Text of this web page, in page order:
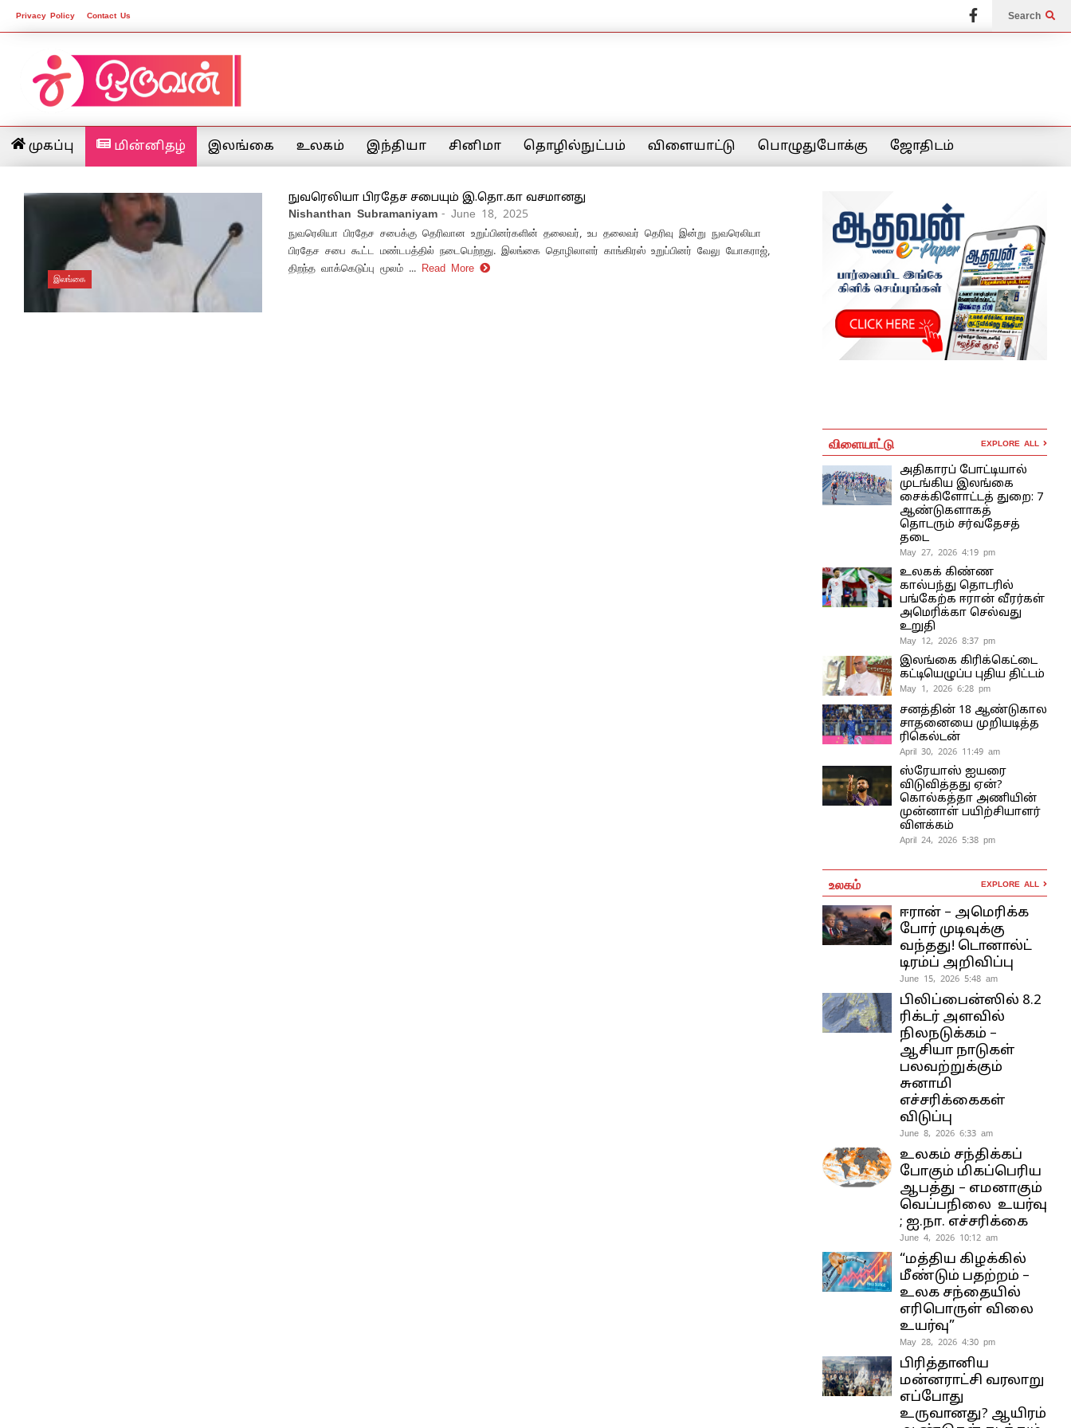
Privacy Policy Contact Us Search
முகப்பு மின்னிதழ் இலங்கை உலகம் இந்தியா சினிமா தொழில்நுட்பம் விளையாட்டு பொழுதுபோக்கு ஜோதிடம்
இலங்கை
நுவரெலியா பிரதேச சபையும் இ.தொ.கா வசமானது
Nishanthan Subramaniyam - June 18, 2025
நுவரெலியா பிரதேச சபைக்கு தெரிவான உறுப்பினர்களின் தலைவர், உப தலைவர் தெரிவு இன்று நுவரெலியா
பிரதேச சபை கூட்ட மண்டபத்தில் நடைபெற்றது. இலங்கை தொழிலாளர் காங்கிரஸ் உறுப்பினர் வேலு யோகராஜ்,
திறந்த வாக்கெடுப்பு மூலம் ... Read More
விளையாட்டு EXPLORE ALL
அதிகாரப் போட்டியால்
முடங்கிய இலங்கை
சைக்கிளோட்டத் துறை: 7
ஆண்டுகளாகத்
தொடரும் சர்வதேசத்
தடை
May 27, 2026 4:19 pm
உலகக் கிண்ண
கால்பந்து தொடரில்
பங்கேற்க ஈரான் வீரர்கள்
அமெரிக்கா செல்வது
உறுதி
May 12, 2026 8:37 pm
இலங்கை கிரிக்கெட்டை
கட்டியெழுப்ப புதிய திட்டம்
May 1, 2026 6:28 pm
சனத்தின் 18 ஆண்டுகால
சாதனையை முறியடித்த
ரிகெல்டன்
April 30, 2026 11:49 am
ஸ்ரேயாஸ் ஐயரை
விடுவித்தது ஏன்?
கொல்கத்தா அணியின்
முன்னாள் பயிற்சியாளர்
விளக்கம்
April 24, 2026 5:38 pm
உலகம் EXPLORE ALL
ஈரான் – அமெரிக்க
போர் முடிவுக்கு
வந்தது! டொனால்ட்
டிரம்ப் அறிவிப்பு
June 15, 2026 5:48 am
பிலிப்பைன்ஸில் 8.2
ரிக்டர் அளவில்
நிலநடுக்கம் –
ஆசியா நாடுகள்
பலவற்றுக்கும்
சுனாமி
எச்சரிக்கைகள்
விடுப்பு
June 8, 2026 6:33 am
உலகம் சந்திக்கப்
போகும் மிகப்பெரிய
ஆபத்து – எமனாகும்
வெப்பநிலை உயர்வு
; ஐ.நா. எச்சரிக்கை
June 4, 2026 10:12 am
“மத்திய கிழக்கில்
மீண்டும் பதற்றம் –
உலக சந்தையில்
எரிபொருள் விலை
உயர்வு”
May 28, 2026 4:30 pm
பிரித்தானிய
மன்னராட்சி வரலாறு
எப்போது
உருவானது? ஆயிரம்